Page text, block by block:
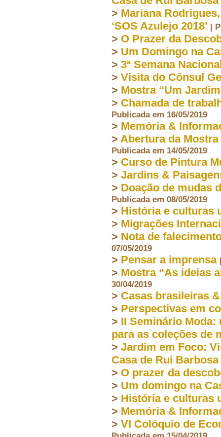
> Mariana
‘SOS Azulejo 2018’ |
> O Prazer da
> Um Domingo na
> 3ª Semana
> Visita do Cônsul
> Mostra “Um
> Chamada de
Publicada em 16/05/2019
> Memória &
> Abertura da
Publicada em 14/05/2019
> Curso de Pintura
> Jardins &
> Doação de mudas
Publicada em 08/05/2019
> História e culturas
> Migrações
> Nota de
07/05/2019
> Pensar a imprensa
> Mostra “As ideias
30/04/2019
> Casas brasileiras
> Perspectivas em
> II Seminário
para as coleções de
> Jardim em Foco:
Casa de Rui Barbosa
> O prazer da
> Um domingo na
> História e culturas
> Memória &
> VI Colóquio de